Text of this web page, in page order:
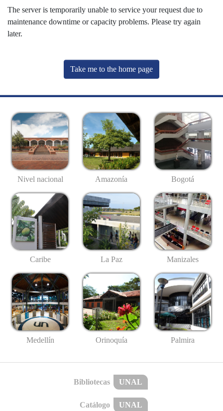
The server is temporarily unable to service your request due to
maintenance downtime or capacity problems. Please try again
later.
Take me to the home page
Nivel nacional Amazonía Bogotá
Caribe La Paz Manizales
Medellín Orinoquía Palmira
Bibliotecas UNAL
Catálogo UNAL